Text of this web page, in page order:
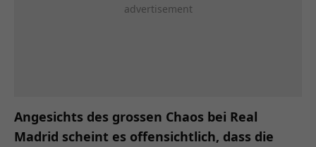
Angesichts des grossen Chaos bei Real
Madrid scheint es offensichtlich, dass die